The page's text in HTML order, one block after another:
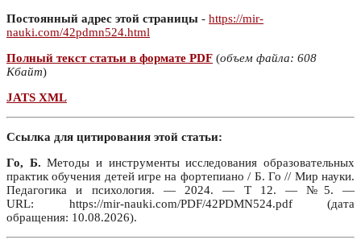
Постоянный адрес этой страницы - https://mir-
nauki.com/42pdmn524.html
Полный текст статьи в формате PDF (объем файла: 608
Кбайт)
JATS XML
Ссылка для цитирования этой статьи:
Го, Б. Методы и инструменты исследования образовательных
практик обучения детей игре на фортепиано / Б. Го // Мир науки.
Педагогика и психология. — 2024. — Т 12. — №5. —
URL: https://mir-nauki.com/PDF/42PDMN524.pdf (дата
обращения: 10.08.2026).